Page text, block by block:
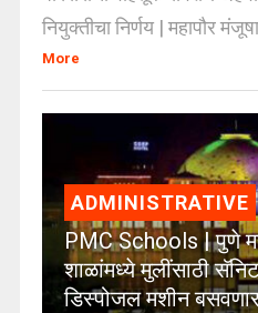
नियुक्तीचा निर्णय | महापौर
More
ADMINISTRATIVE
PMC Schools | पुणे
शाळांमध्ये मुलींसाठी
डिस्पोजल मशीन